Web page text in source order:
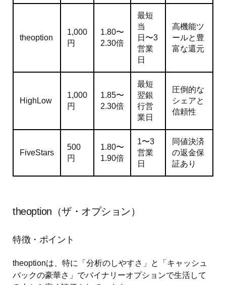
theoption
1,000
円
1.80〜
2.30倍
最短
当
日〜3
営業
日
高機能ツ
ールと豊
富な還元
HighLow
1,000
円
1.85〜
2.30倍
最短
翌銀
行営
業日
圧倒的な
シェアと
信頼性
FiveStars
500
円
1.80〜
1.90倍
1〜3
営業
日
同値決済
の返金保
証あり
theoption（ザ・オプション）
特徴・ポイント
theoptionは、特に「分析のしやすさ」と「キャッシュ
バックの豪華さ」でバイナリーオプションで生活して